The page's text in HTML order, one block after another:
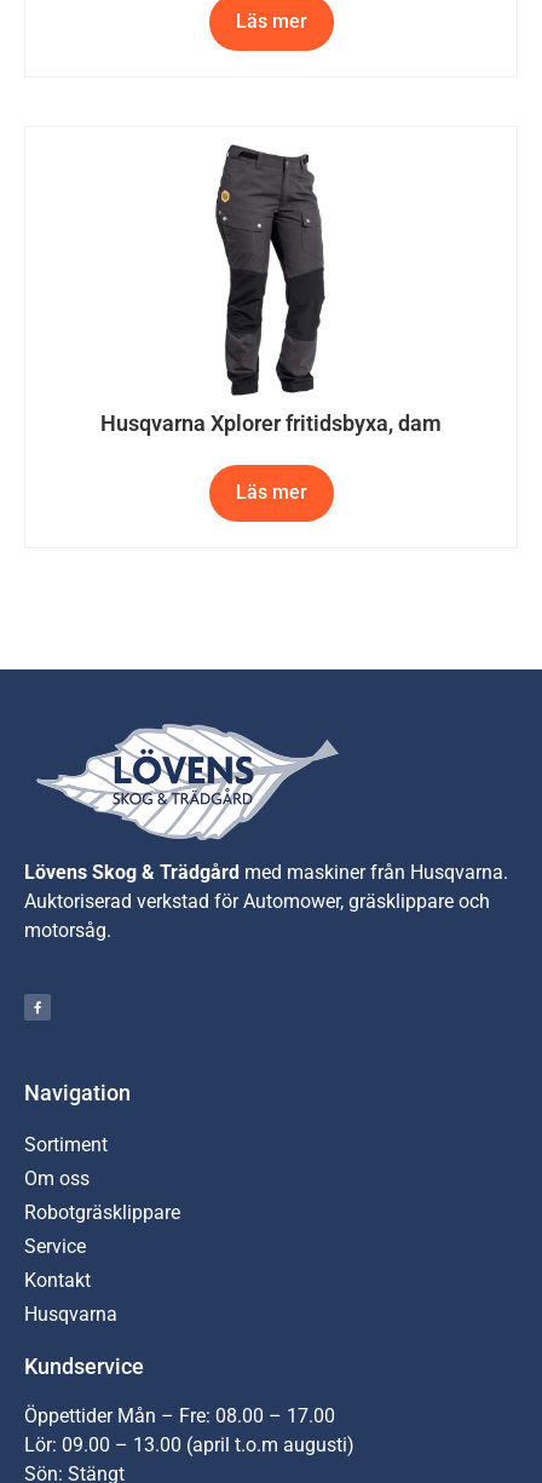
Läs mer
Husqvarna Xplorer fritidsbyxa, dam
Läs mer
Lövens Skog & Trädgård med maskiner från Husqvarna.
Auktoriserad verkstad för Automower, gräsklippare och
motorsåg.
Navigation
Sortiment
Om oss
Robotgräsklippare
Service
Kontakt
Husqvarna
Kundservice
Öppettider Mån – Fre: 08.00 – 17.00
Lör: 09.00 – 13.00 (april t.o.m augusti)
Sön: Stängt